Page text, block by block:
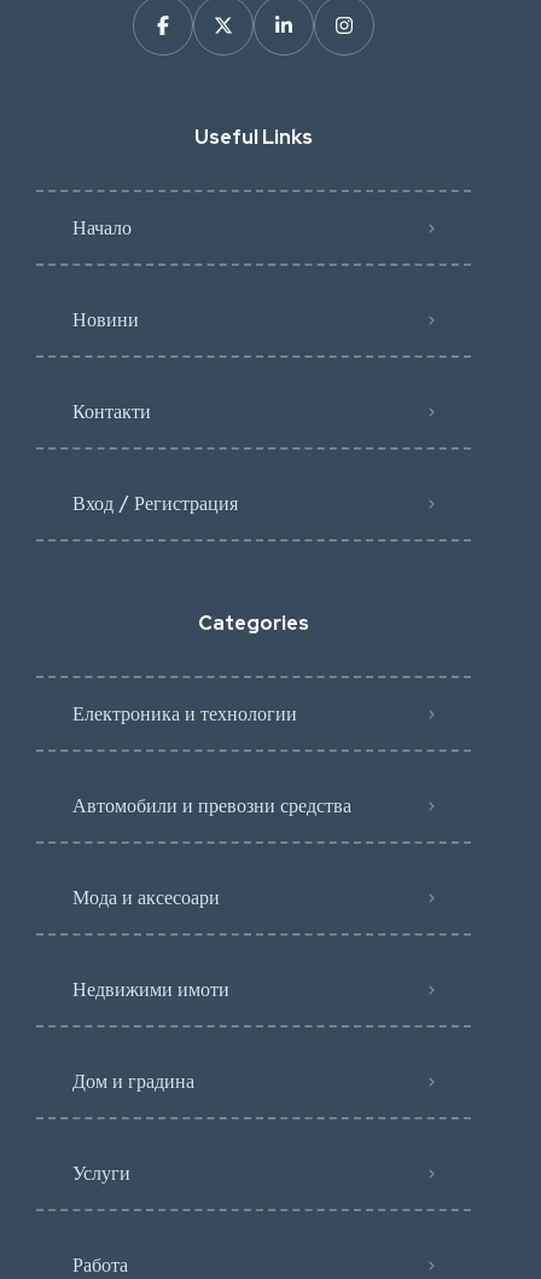
Useful Links
Начало
Новини
Контакти
Вход / Регистрация
Categories
Електроника и технологии
Автомобили и превозни средства
Мода и аксесоари
Недвижими имоти
Дом и градина
Услуги
Работа